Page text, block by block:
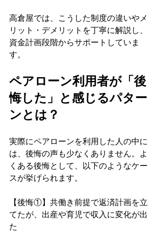
高倉屋では、こうした制度の違いやメ
リット・デメリットを丁寧に解説し、
資金計画段階からサポートしていま
す。
ペアローン利用者が「後
悔した」と感じるパター
ンとは？
実際にペアローンを利用した人の中に
は、後悔の声も少なくありません。よ
くある後悔として、以下のようなケー
スが挙げられます。
【後悔①】共働き前提で返済計画を立
てたが、出産や育児で収入に変化が出
た